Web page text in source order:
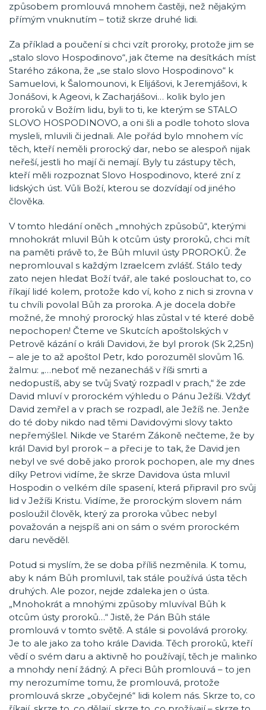
způsobem promlouvá mnohem častěji, než nějakým
přímým vnuknutím – totiž skrze druhé lidi.
Za příklad a poučení si chci vzít proroky, protože jim se
„stalo slovo Hospodinovo“, jak čteme na desítkách míst
Starého zákona, že „se stalo slovo Hospodinovo“ k
Samuelovi, k Šalomounovi, k Elijášovi, k Jeremjášovi, k
Jonášovi, k Ageovi, k Zacharjášovi… kolik bylo jen
proroků v Božím lidu, byli to ti, ke kterým se STALO
SLOVO HOSPODINOVO, a oni šli a podle tohoto slova
mysleli, mluvili či jednali. Ale pořád bylo mnohem víc
těch, kteří neměli prorocký dar, nebo se alespoň nijak
neřeší, jestli ho mají či nemají. Byly tu zástupy těch,
kteří měli rozpoznat Slovo Hospodinovo, které zní z
lidských úst. Vůli Boží, kterou se dozvídají od jiného
člověka.
V tomto hledání oněch „mnohých způsobů“, kterými
mnohokrát mluvil Bůh k otcům ústy proroků, chci mít
na paměti právě to, že Bůh mluvil ústy PROROKŮ. Že
nepromlouval s každým Izraelcem zvlášť. Stálo tedy
zato nejen hledat Boží tvář, ale také poslouchat to, co
říkají lidé kolem, protože kdo ví, koho z nich si zrovna v
tu chvíli povolal Bůh za proroka. A je docela dobře
možné, že mnohý prorocký hlas zůstal v té které době
nepochopen! Čteme ve Skutcích apoštolských v
Petrově kázání o králi Davidovi, že byl prorok (Sk 2,25n)
– ale je to až apoštol Petr, kdo porozuměl slovům 16.
žalmu: „…neboť mě nezanecháš v říši smrti a
nedopustíš, aby se tvůj Svatý rozpadl v prach,“ že zde
David mluví v prorockém výhledu o Pánu Ježíši. Vždyť
David zemřel a v prach se rozpadl, ale Ježíš ne. Jenže
do té doby nikdo nad těmi Davidovými slovy takto
nepřemýšlel. Nikde ve Starém Zákoně nečteme, že by
král David byl prorok – a přeci je to tak, že David jen
nebyl ve své době jako prorok pochopen, ale my dnes
díky Petrovi vidíme, že skrze Davidova ústa mluvil
Hospodin o velkém díle spasení, která připravil pro svůj
lid v Ježíši Kristu. Vidíme, že prorockým slovem nám
posloužil člověk, který za proroka vůbec nebyl
považován a nejspíš ani on sám o svém prorockém
daru nevěděl.
Potud si myslím, že se doba příliš nezměnila. K tomu,
aby k nám Bůh promluvil, tak stále používá ústa těch
druhých. Ale pozor, nejde zdaleka jen o ústa.
„Mnohokrát a mnohými způsoby mluvíval Bůh k
otcům ústy proroků…“ Jistě, že Pán Bůh stále
promlouvá v tomto světě. A stále si povolává proroky.
Je to ale jako za toho krále Davida. Těch proroků, kteří
vědí o svém daru a aktivně ho používají, těch je malinko
a mnohdy není žádný. A přeci Bůh promlouvá – to jen
my nerozumíme tomu, že promlouvá, protože
promlouvá skrze „obyčejné“ lidi kolem nás. Skrze to, co